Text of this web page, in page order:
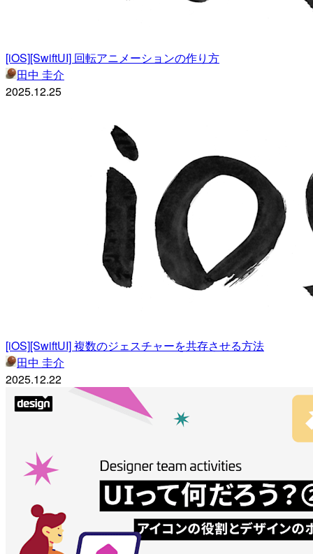
[iOS][SwiftUI] 回転アニメーションの作り方
田中 圭介
2025.12.25
[iOS][SwiftUI] 複数のジェスチャーを共存させる方法
田中 圭介
2025.12.22